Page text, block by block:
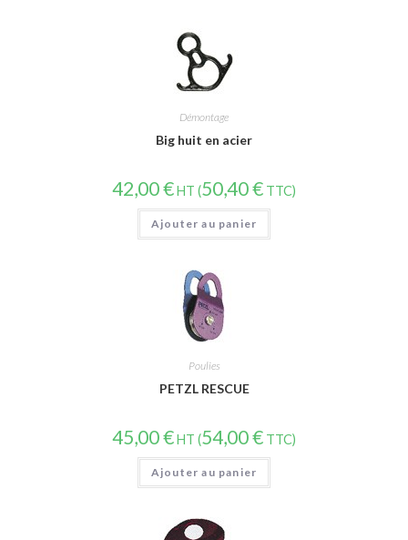
Démontage
Big huit en acier
42,00€HT (50,40€ TTC)
Ajouter au panier
Poulies
PETZL RESCUE
45,00€HT (54,00€ TTC)
Ajouter au panier